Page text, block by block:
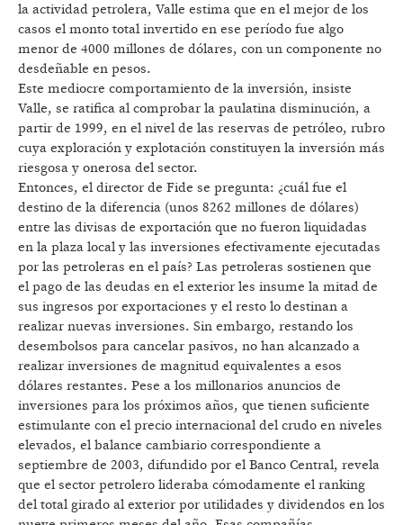
la actividad petrolera, Valle estima que en el mejor de los
casos el monto total invertido en ese período fue algo
menor de 4000 millones de dólares, con un componente no
desdeñable en pesos.
Este mediocre comportamiento de la inversión, insiste
Valle, se ratifica al comprobar la paulatina disminución, a
partir de 1999, en el nivel de las reservas de petróleo, rubro
cuya exploración y explotación constituyen la inversión más
riesgosa y onerosa del sector.
Entonces, el director de Fide se pregunta: ¿cuál fue el
destino de la diferencia (unos 8262 millones de dólares)
entre las divisas de exportación que no fueron liquidadas
en la plaza local y las inversiones efectivamente ejecutadas
por las petroleras en el país? Las petroleras sostienen que
el pago de las deudas en el exterior les insume la mitad de
sus ingresos por exportaciones y el resto lo destinan a
realizar nuevas inversiones. Sin embargo, restando los
desembolsos para cancelar pasivos, no han alcanzado a
realizar inversiones de magnitud equivalentes a esos
dólares restantes. Pese a los millonarios anuncios de
inversiones para los próximos años, que tienen suficiente
estimulante con el precio internacional del crudo en niveles
elevados, el balance cambiario correspondiente a
septiembre de 2003, difundido por el Banco Central, revela
que el sector petrolero lideraba cómodamente el ranking
del total girado al exterior por utilidades y dividendos en los